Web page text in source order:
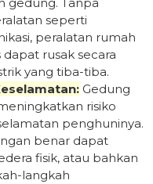
gedung. Tanpa
seperti
peralatan rumah
rusak secara
yang tiba-tiba.
Gedung
risiko
penghuninya.
benar dapat
fisik, atau bahkan
langkah